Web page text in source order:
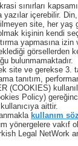
sınırları
içerebilir.
site, her yaş
kişinin kendi
yapmasına izin
görsellerden
bulunmamaktadır.
site ve gerekse 3.
tanıtım,
(COOKIES)
Policy)
aittir.
kullanım
yönergelere vakıf
Legal NetWork